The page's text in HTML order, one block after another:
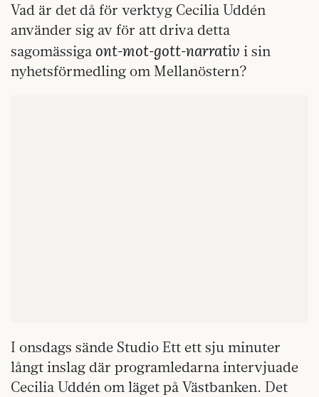
Vad är det då för verktyg Cecilia Uddén
använder sig av för att driva detta
sagomässiga ont-mot-gott-narrativ i sin
nyhetsförmedling om Mellanöstern?
I onsdags sände Studio Ett ett sju minuter
långt inslag där programledarna intervjuade
Cecilia Uddén om läget på Västbanken. Det